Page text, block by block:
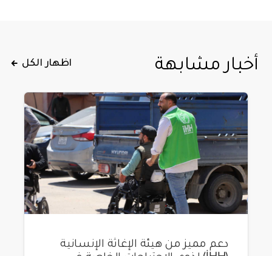
أخبار مشابهة اظهار الكل
دعم مميز من هيئة الإغاثة الإنسانية